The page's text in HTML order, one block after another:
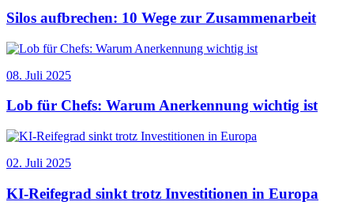
Silos aufbrechen: 10 Wege zur Zusammenarbeit
08. Juli 2025
Lob für Chefs: Warum Anerkennung wichtig ist
02. Juli 2025
KI-Reifegrad sinkt trotz Investitionen in Europa